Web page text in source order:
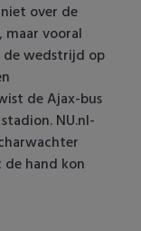
over de
maar vooral
wedstrijd op
de Ajax-bus
NU.nl-
hand kon